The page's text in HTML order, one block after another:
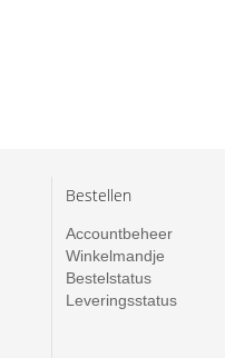
Bestellen
Accountbeheer
Winkelmandje
Bestelstatus
Leveringsstatus